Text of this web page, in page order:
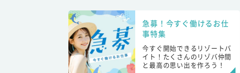
急募！今すぐ働けるお仕
事特集
今すぐ開始できるリゾートバ
イト！たくさんのリゾバ仲間
と最高の思い出を作ろう！